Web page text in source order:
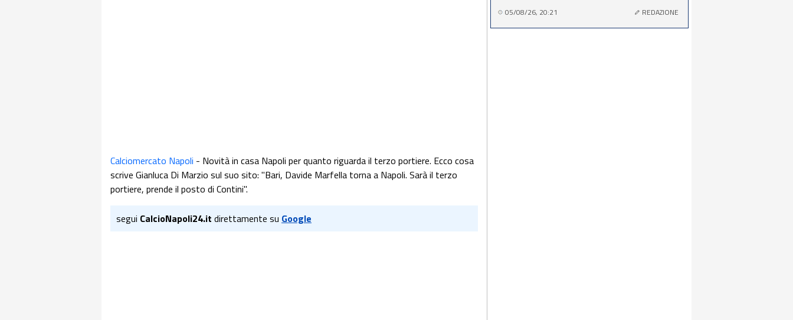
Calciomercato Napoli - Novità in casa Napoli per quanto riguarda il terzo portiere. Ecco cosa
scrive Gianluca Di Marzio sul suo sito: "Bari, Davide Marfella torna a Napoli. Sarà il terzo
portiere, prende il posto di Contini".
segui CalcioNapoli24.it direttamente su Google
05/08/26, 20:21 REDAZIONE